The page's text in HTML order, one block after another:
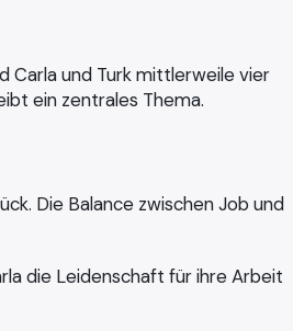
Carla und Turk mittlerweile vier
ein zentrales Thema.
Die Balance zwischen Job und
die Leidenschaft für ihre Arbeit